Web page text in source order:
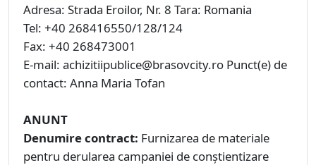
Adresa: Strada Eroilor, Nr. 8 Tara: Romania
Tel: +40 268416550/128/124
Fax: +40 268473001
E-mail: achizitiipublice@brasovcity.ro Punct(e) de
contact: Anna Maria Tofan
ANUNT
Denumire contract: Furnizarea de materiale
pentru derularea campaniei de conştientizare